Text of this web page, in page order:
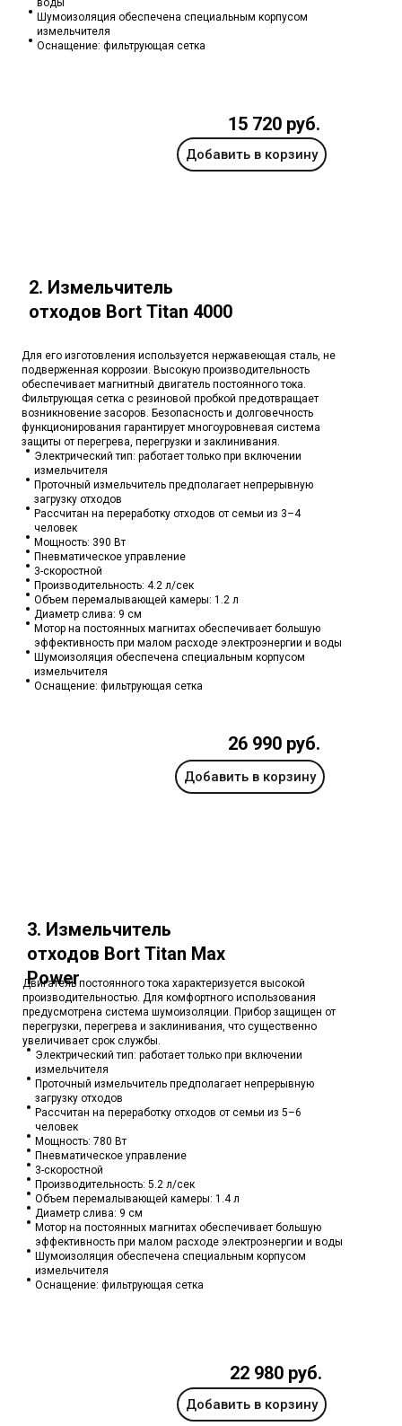
Добавить в корзину
Добавить в корзину
22 980 руб.
26 990 руб.
Двигатель постоянного тока характеризуется высокой
производительностью. Для комфортного использования
предусмотрена система шумоизоляции. Прибор защищен от
перегрузки, перегрева и заклинивания, что существенно
увеличивает срок службы.
Электрический тип: работает только при включении
измельчителя
Проточный измельчитель предполагает непрерывную
загрузку отходов
Рассчитан на переработку отходов от семьи из 5–6
человек
Мощность: 780 Вт
Пневматическое управление
3-скоростной
Производительность: 5.2 л/сек
Объем перемалывающей камеры: 1.4 л
Диаметр слива: 9 см
Мотор на постоянных магнитах обеспечивает большую
эффективность при малом расходе электроэнергии и воды
Шумоизоляция обеспечена специальным корпусом
измельчителя
Оснащение: фильтрующая сетка
Для его изготовления используется нержавеющая сталь, не
подверженная коррозии. Высокую производительность
обеспечивает магнитный двигатель постоянного тока.
Фильтрующая сетка с резиновой пробкой предотвращает
возникновение засоров. Безопасность и долговечность
функционирования гарантирует многоуровневая система
защиты от перегрева, перегрузки и заклинивания.
Электрический тип: работает только при включении
измельчителя
Проточный измельчитель предполагает непрерывную
загрузку отходов
Рассчитан на переработку отходов от семьи из 3–4
человек
Мощность: 390 Вт
Пневматическое управление
3-скоростной
Производительность: 4.2 л/сек
Объем перемалывающей камеры: 1.2 л
Диаметр слива: 9 см
Мотор на постоянных магнитах обеспечивает большую
эффективность при малом расходе электроэнергии и воды
Шумоизоляция обеспечена специальным корпусом
измельчителя
Оснащение: фильтрующая сетка
3. Измельчитель
отходов Bort Titan Max
Power
2. Измельчитель
отходов Bort Titan 4000
Добавить в корзину
15 720 руб.
воды
Шумоизоляция обеспечена специальным корпусом
измельчителя
Оснащение: фильтрующая сетка